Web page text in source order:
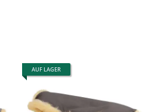
AUF LAGER